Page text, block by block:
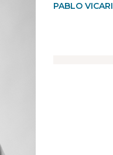
PABLO VICARI